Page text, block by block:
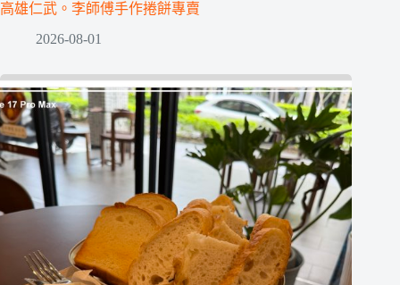
高雄仁武。李師傅手作捲餅專賣
2026-08-01